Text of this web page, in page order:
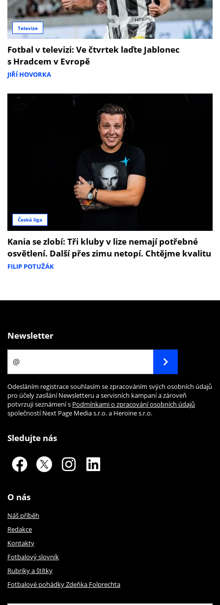
Televize
Fotbal v televizi: Ve čtvrtek laďte Jablonec
s Hradcem v Evropě
JIŘÍ HOVORKA
Česká liga
Kania se zlobí: Tři kluby v lize nemají potřebné
osvětlení. Další přes zimu netopí. Chtějme kvalitu
FILIP POTUŽÁK
Newsletter
Odesláním registrace souhlasím se zpracováním svých osobních údajů
pro účely zasílání Newsletteru a servisních kampaní a zároveň
potvrzuji seznámení s Podmínkami o zpracování osobních údajů
společností Next Page Media s.r.o. a Heroine s.r.o.
Sledujte nás
O nás
Náš příběh
Redakce
Kontakty
Fotbalový slovník
Rubriky a štítky
Fotbalové pohádky Zdeňka Folprechta